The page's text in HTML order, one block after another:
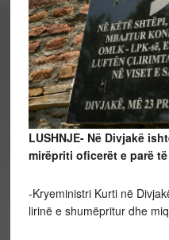
LUSHNJE- Në Divjakë
mirëpriti oficerët e parë të
-Kryeministri Kurti në
lirinë e shumëpritur dhe